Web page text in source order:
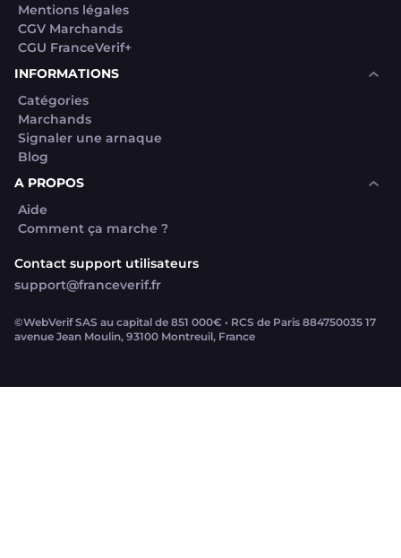
Mentions légales
CGV Marchands
CGU FranceVerif+
INFORMATIONS
Catégories
Marchands
Signaler une arnaque
Blog
A PROPOS
Aide
Comment ça marche ?
Contact support utilisateurs
support@franceverif.fr
©WebVerif SAS au capital de 851 000€ • RCS de Paris 884750035 17
avenue Jean Moulin, 93100 Montreuil, France